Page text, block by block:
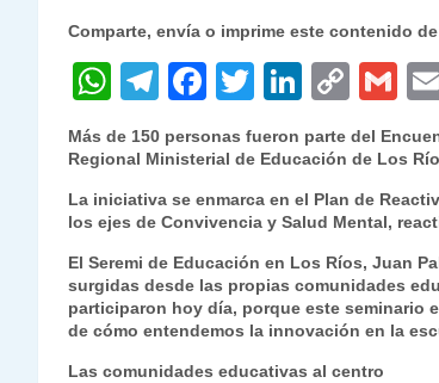
Comparte, envía o imprime este contenido
W
h
at
s
A
p
p
T
e
gr
a
m
F
c
e
b
o
o
k
T
itt
er
Li
k
e
dI
n
C
o
p
y
Li
n
k
G
ai
l
Más de 150 personas fueron parte del
Regional Ministerial de Educación de Los
La iniciativa se enmarca en el Plan de
los ejes de Convivencia y Salud Mental,
El Seremi de Educación en Los Ríos, Juan
surgidas desde las propias comunidades
participaron hoy día, porque este seminario
de cómo entendemos la innovación en la
Las comunidades educativas al centro